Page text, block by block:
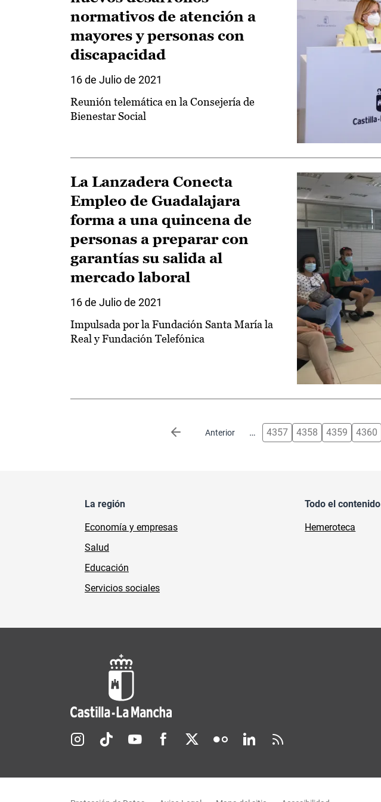
normativos de atención a
mayores y personas con
discapacidad
16 de Julio de 2021
Reunión telemática en la Consejería de
Bienestar Social
La Lanzadera Conecta
Empleo de Guadalajara
forma a una quincena de
personas a preparar con
garantías su salida al
mercado laboral
16 de Julio de 2021
Impulsada por la Fundación Santa María la
Real y Fundación Telefónica
Anterior
Página anterior … 4357 4358 4359 4360
La región
Economía y empresas
Salud
Educación
Servicios sociales
Todo el contenido
Hemeroteca
Redes sociales JCCM